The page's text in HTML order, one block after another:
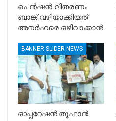
പെൻഷൻ വിതരണം
ബാങ്ക് വഴിയാക്കിയത്
അനർഹരെ ഒഴിവാക്കാൻ
BANNER SLIDER NEWS
ഓപ്പറേഷൻ തൂഫാൻ